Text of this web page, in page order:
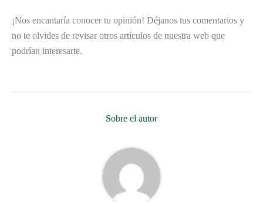
¡Nos encantaría conocer tu opinión! Déjanos tus comentarios y
no te olvides de revisar otros artículos de nuestra web que
podrían interesarte.
Sobre el autor